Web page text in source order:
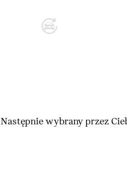
wybrany przez